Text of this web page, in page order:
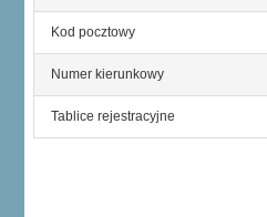
Kod pocztowy
Numer kierunkowy
Tablice rejestracyjne